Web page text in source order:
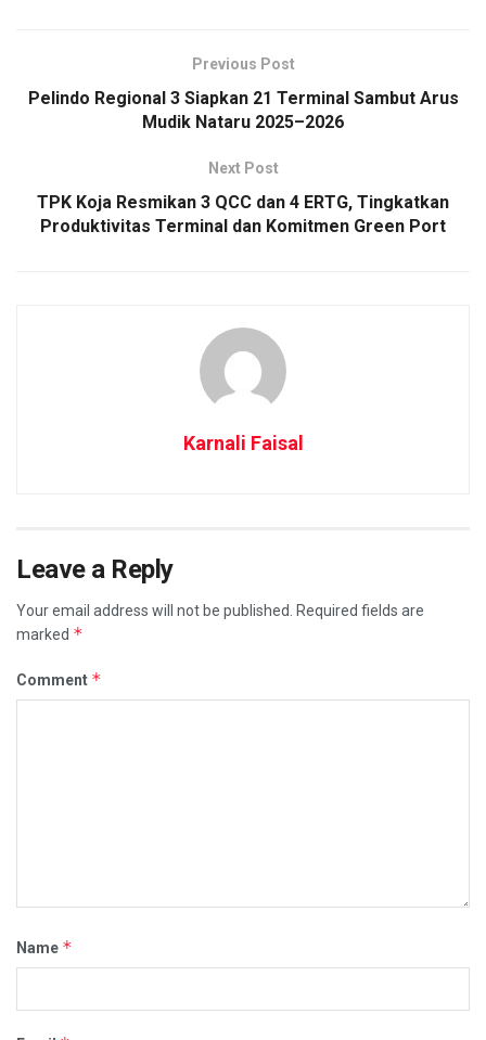
Previous Post
Pelindo Regional 3 Siapkan 21 Terminal Sambut Arus
Mudik Nataru 2025–2026
Next Post
TPK Koja Resmikan 3 QCC dan 4 ERTG, Tingkatkan
Produktivitas Terminal dan Komitmen Green Port
Karnali Faisal
Leave a Reply
Your email address will not be published.
Required fields are
marked *
Comment *
Name *